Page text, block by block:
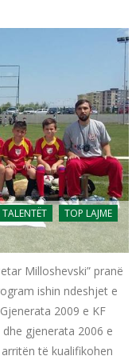
TALENTËT TOP LAJME
Milloshevski” pranë
ishin ndeshjet e
2009 e KF
gjenerata 2006 e
të kualifikohen